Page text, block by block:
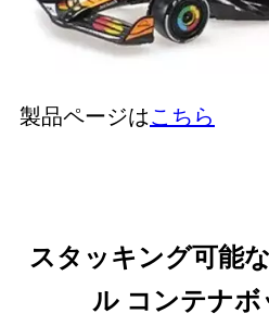
製品ページはこちら
スタッキング可能
ル コンテナボ